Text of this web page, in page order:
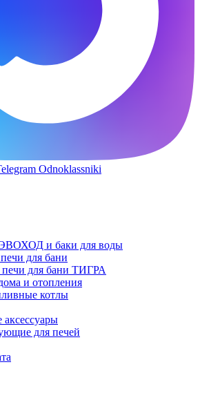
Odnoklassniki
и баки для воды
для бани
для бани ТИГРА
и отопления
котлы
для печей